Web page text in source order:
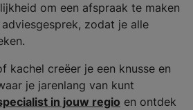
om een afspraak te maken
zodat je alle
kachel creëer je een knusse en
je jarenlang van kunt
in jouw regio en ontdek